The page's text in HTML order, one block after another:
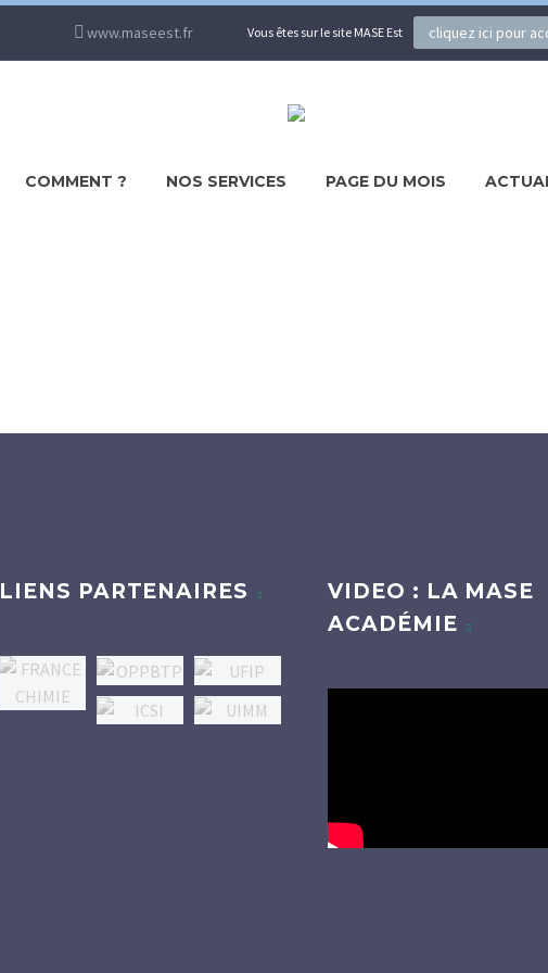
www.maseest.fr Vous êtes sur le site MASE Est cliquez ici pour
COMMENT ? NOS SERVICES PAGE DU MOIS
LIENS PARTENAIRES
VIDEO : LA MASE
ACADÉMIE